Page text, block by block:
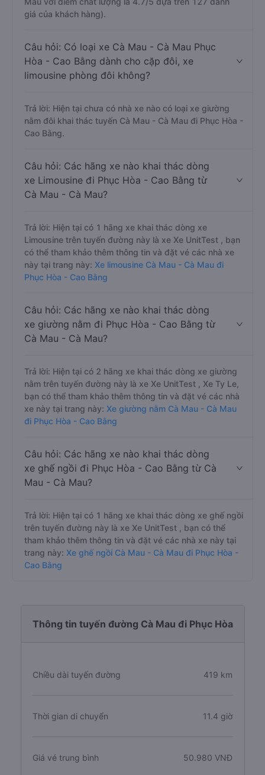
giá của khách hàng).
Câu hỏi: Có loại xe Cà Mau - Cà Mau Phục
Hòa - Cao Bằng dành cho cặp đôi, xe
limousine phòng đôi không?
Trả lời: Hiện tại chưa có nhà xe nào có loại xe giường
nằm đôi khai thác tuyến Cà Mau - Cà Mau đi Phục Hòa -
Cao Bằng.
Câu hỏi: Các hãng xe nào khai thác dòng
xe Limousine đi Phục Hòa - Cao Bằng từ
Cà Mau - Cà Mau?
Trả lời: Hiện tại có 1 hãng xe khai thác dòng xe
Limousine trên tuyến đường này là xe Xe UnitTest , bạn
có thể tham khảo thêm thông tin và đặt vé các nhà xe
này tại trang này: Xe limousine Cà Mau - Cà Mau đi
Phục Hòa - Cao Bằng
Câu hỏi: Các hãng xe nào khai thác dòng
xe giường nằm đi Phục Hòa - Cao Bằng từ
Cà Mau - Cà Mau?
Trả lời: Hiện tại có 2 hãng xe khai thác dòng xe giường
nằm trên tuyến đường này là xe Xe UnitTest , Xe Ty Le,
bạn có thể tham khảo thêm thông tin và đặt vé các nhà
xe này tại trang này: Xe giường nằm Cà Mau - Cà Mau
đi Phục Hòa - Cao Bằng
Câu hỏi: Các hãng xe nào khai thác dòng
xe ghế ngồi đi Phục Hòa - Cao Bằng từ Cà
Mau - Cà Mau?
Trả lời: Hiện tại có 1 hãng xe khai thác dòng xe ghế ngồi
trên tuyến đường này là xe Xe UnitTest , bạn có thể
tham khảo thêm thông tin và đặt vé các nhà xe này tại
trang này: Xe ghế ngồi Cà Mau - Cà Mau đi Phục Hòa -
Cao Bằng
Thông tin tuyến đường Cà Mau đi Phục Hòa
Chiều dài tuyến đường 419 km
Thời gian di chuyển 11.4 giờ
Giá vé trung bình 50.980 VNĐ